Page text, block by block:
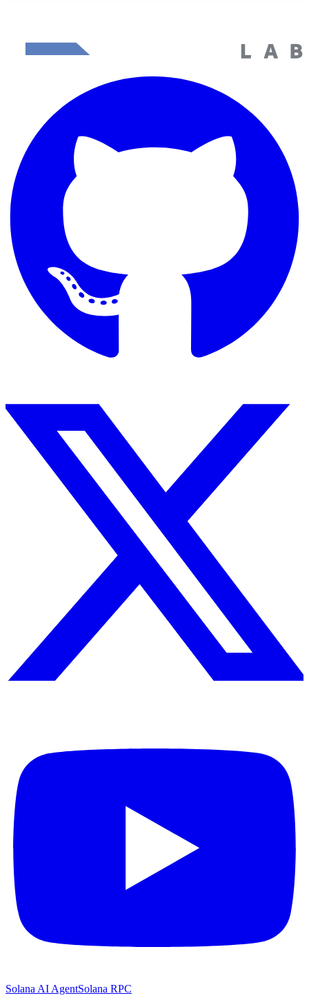
Solana AI AgentSolana RPC